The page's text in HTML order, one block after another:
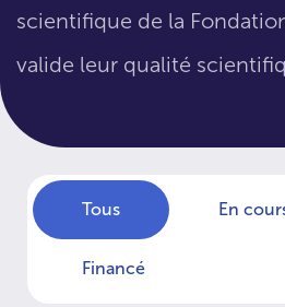
scientifique de la
valide leur qualité
Tous En
Financé